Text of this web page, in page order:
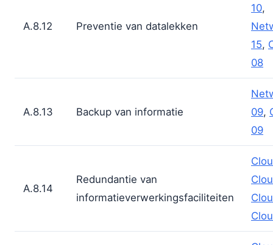
A.8.12 Preventie van datalekken
10,
15,
08
A.8.13 Backup van informatie
09,
09
A.8.14
Redundantie van
informatieverwerkingsfaciliteiten